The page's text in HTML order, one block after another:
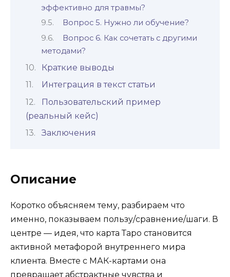
эффективно для травмы?
Вопрос 5. Нужно ли обучение?
Вопрос 6. Как сочетать с другими
методами?
Краткие выводы
Интеграция в текст статьи
Пользовательский пример
(реальный кейс)
Заключения
Описание
Коротко объясняем тему, разбираем что
именно, показываем пользу/сравнение/шаги. В
центре — идея, что карта Таро становится
активной метафорой внутреннего мира
клиента. Вместе с МАК-картами она
превращает абстрактные чувства и